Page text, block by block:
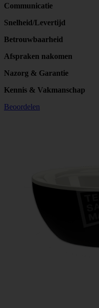
Communicatie
Snelheid/Levertijd
Betrouwbaarheid
Afspraken nakomen
Nazorg & Garantie
Kennis & Vakmanschap
Beoordelen